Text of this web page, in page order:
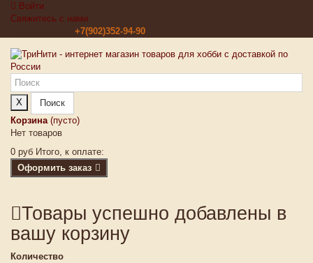
Войти
Свяжитесь с нами
+7(902)352-94-90
X
Поиск
Корзина (пусто)
Нет товаров
0 руб Итого, к оплате:
Оформить заказ
Товары успешно добавлены в
вашу корзину
Количество